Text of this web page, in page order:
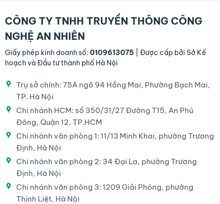
CÔNG TY TNHH TRUYỀN THÔNG CÔNG
NGHỆ AN NHIÊN
Giấy phép kinh doanh số: 0109613075 | Được cấp bởi Sở Kế
hoạch và Đầu tư thành phố Hà Nội
Trụ sở chính: 75A ngõ 94 Hồng Mai, Phường Bạch Mai,
TP. Hà Nội
Chi nhánh HCM: số 350/31/27 Đường T15, An Phú
Đông, Quận 12, TP.HCM
Chi nhánh văn phòng 1: 11/13 Minh Khai, phường Trương
Định, Hà Nội
Chi nhánh văn phòng 2: 34 Đại La, phường Trương
Định, Hà Nội
Chi nhánh văn phòng 3: 1209 Giải Phóng, phường
Thịnh Liệt, Hà Nội